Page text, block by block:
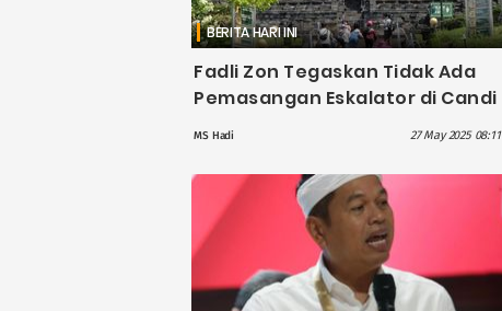
BERITA HARI INI
Fadli Zon Tegaskan Tidak Ada
Pemasangan Eskalator di Candi
Borobudur, Hanya Chairlift
MS Hadi 27 May 2025 08:11